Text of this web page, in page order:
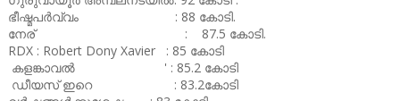
ഭീഷ്മപർവ്വം : 88 കോടി.
നേര് : 87.5 കോടി.
RDX : Robert Dony Xavier : 85 കോടി
കളങ്കാവൽ ' : 85.2 കോടി
ഡീയസ് ഇറെ : 83.2കോടി